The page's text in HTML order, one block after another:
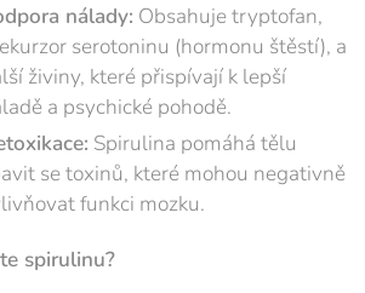
nálady: Obsahuje tryptofan,
serotoninu (hormonu štěstí), a
živiny, které přispívají k lepší
a psychické pohodě.
Spirulina pomáhá tělu
se toxinů, které mohou negativně
funkci mozku.
spirulinu?